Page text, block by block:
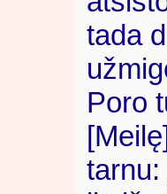
tada
Poro